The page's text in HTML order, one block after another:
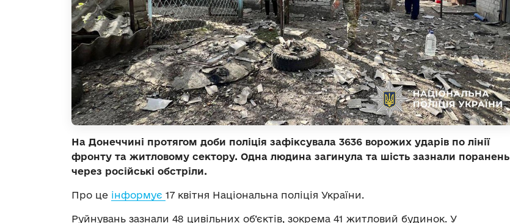
На Донеччині протягом доби поліція зафіксувала 3636 ворожих ударів по лінії
фронту та житловому сектору. Одна людина загинула та шість зазнали поранень
через російські обстріли.
Про це інформує 17 квітня Національна поліція України.
Руйнувань зазнали 48 цивільних об’єктів, зокрема 41 житловий будинок. У